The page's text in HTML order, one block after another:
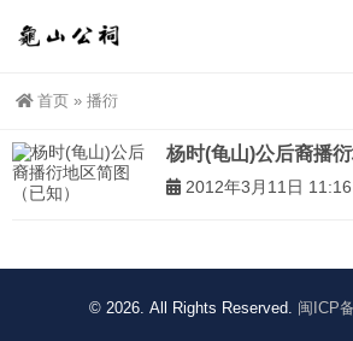
首页 » 播衍
杨时(龟山)公后裔播
2012年3月11日 11:16
© 2026. All Rights Reserved. 闽ICP